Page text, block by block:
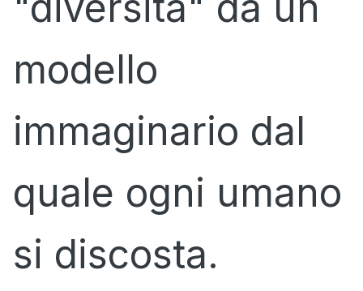
modello
immaginario dal
quale ogni umano
si discosta.